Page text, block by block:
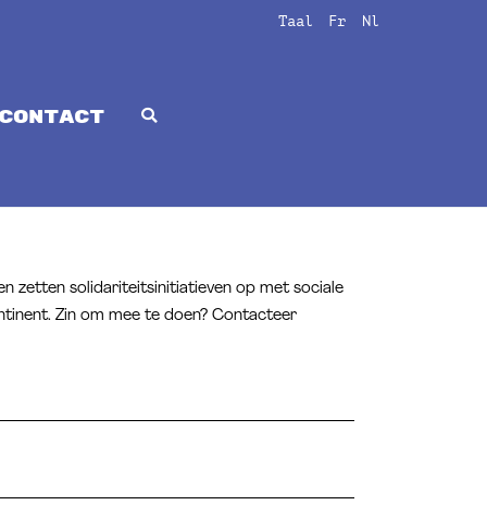
Taal Fr Nl
CONTACT
zetten solidariteitsinitiatieven op met sociale
Zin om mee te doen? Contacteer